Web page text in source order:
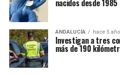
nacidos desde 1985
ANDALUCÍA hace 5
Investigan a tres
más de 190